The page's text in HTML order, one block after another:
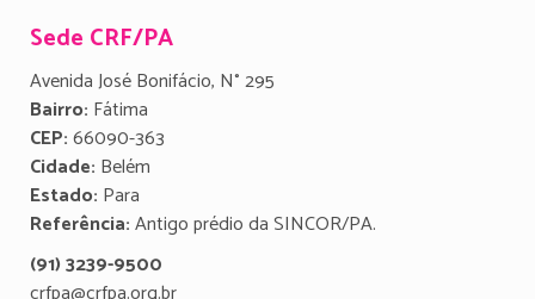
Sede CRF/PA
Avenida José Bonifácio, N° 295
Bairro: Fátima
CEP:66090-363
Cidade: Belém
Estado: Para
Referência:Antigo prédio da SINCOR/PA.
(91) 3239-9500